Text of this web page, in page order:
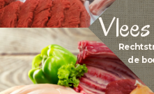
de